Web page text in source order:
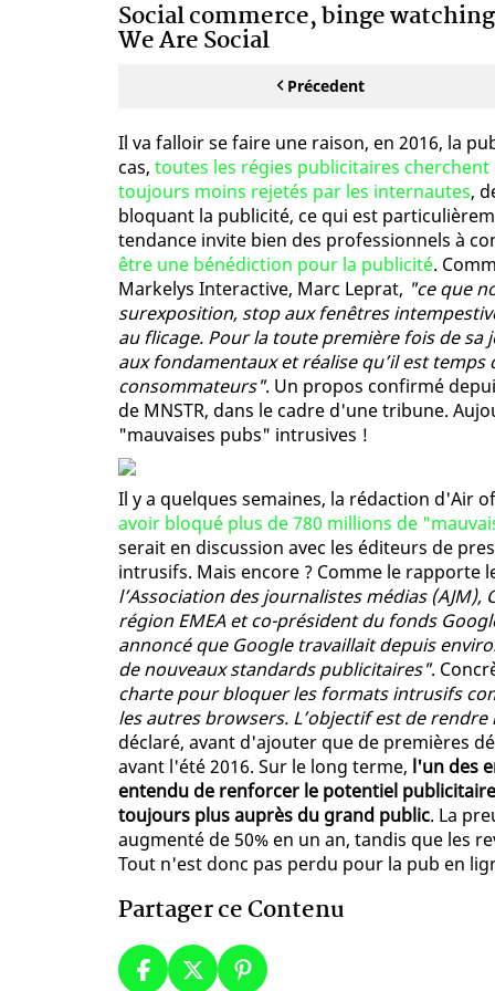
Social commerce, binge
We Are Social
Précedent
Il va falloir se faire une raison, en 2016, la
cas, toutes les régies publicitaires
toujours moins rejetés par les internautes,
bloquant la publicité, ce qui est
tendance invite bien des professionnels à
être une bénédiction pour la publicité.
Markelys Interactive, Marc Leprat, "ce que
surexposition, stop aux fenêtres
au flicage. Pour la toute première fois de
aux fondamentaux et réalise qu’il est temps
consommateurs". Un propos confirmé
de MNSTR, dans le cadre d'une tribune.
"mauvaises pubs" intrusives !
Il y a quelques semaines, la rédaction d'Air
avoir bloqué plus de 780 millions de
serait en discussion avec les éditeurs de
intrusifs. Mais encore ? Comme le rapporte
l’Association des journalistes médias
région EMEA et co-président du fonds
annoncé que Google travaillait depuis
de nouveaux standards publicitaires".
charte pour bloquer les formats intrusifs
les autres browsers. L’objectif est de
déclaré, avant d'ajouter que de premières
avant l'été 2016. Sur le long terme, l'un des
entendu de renforcer le potentiel
toujours plus auprès du grand public. La
augmenté de 50% en un an, tandis que les
Tout n'est donc pas perdu pour la pub en
Partager ce Contenu